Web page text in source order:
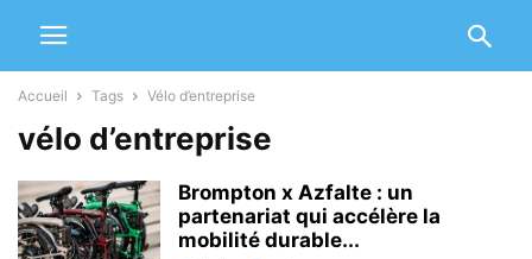
Accueil Tags Vélo d’entreprise
vélo d’entreprise
Brompton x Azfalte : un
partenariat qui accélère la
mobilité durable...